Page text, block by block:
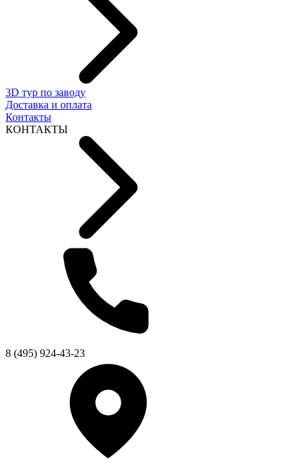
3D тур по заводу
Доставка и оплата
Контакты
КОНТАКТЫ
8 (495) 924-43-23